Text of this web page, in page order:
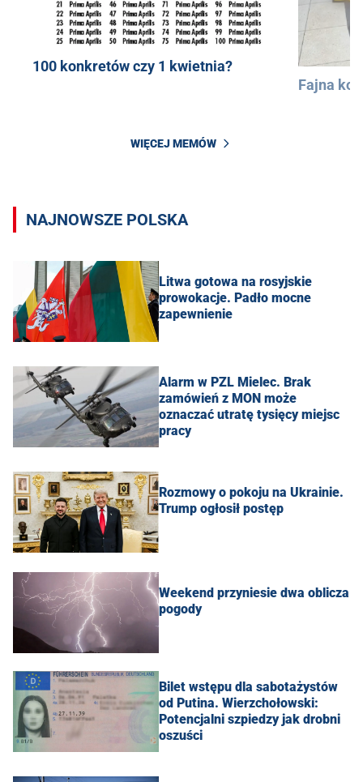
100 konkretów czy 1 kwietnia?
Fajna
WIĘCEJ MEMÓW
NAJNOWSZE POLSKA
Litwa gotowa na rosyjskie
prowokacje. Padło mocne
zapewnienie
Alarm w PZL Mielec. Brak
zamówień z MON może
oznaczać utratę tysięcy miejsc
pracy
Rozmowy o pokoju na Ukrainie.
Trump ogłosił postęp
Weekend przyniesie dwa oblicza
pogody
Bilet wstępu dla sabotażystów
od Putina. Wierzchołowski:
Potencjalni szpiedzy jak drobni
oszuści